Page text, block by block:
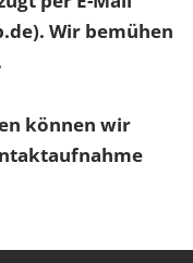
Wir bemühen
können wir